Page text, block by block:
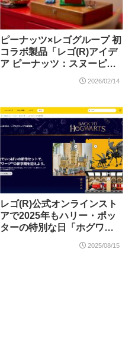
ピーナッツ×レゴグループ 初
コラボ製品「レゴ(R)アイデ
ア ピーナッツ：スヌーピー
の犬小屋（21368）」が新登
場【2月14日予約開始・6月1
2026/02/14
レゴ(R)公式オンラインスト
アで2025年もハリー・ポッ
ターの特別な日「ホグワー
ズミード村の看板やミニセ
2025/08/15